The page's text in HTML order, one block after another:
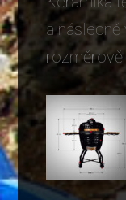
a
rozměrově